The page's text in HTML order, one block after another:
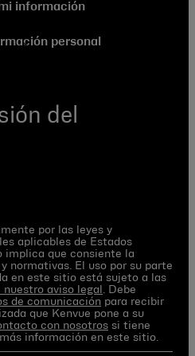
del
información
personal
por las leyes y
aplicables de Estados
implica que consiente la
normativas. El uso por su parte
en este sitio está sujeto a las
aviso legal
. Debe
de comunicación para recibir
que Kenvue pone a su
con nosotros si tiene
información en este sitio.